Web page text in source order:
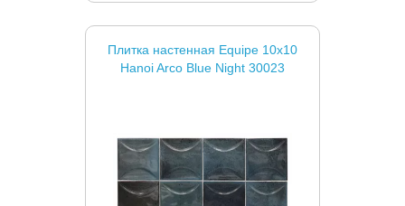
Плитка настенная Equipe 10x10
Hanoi Arco Blue Night 30023